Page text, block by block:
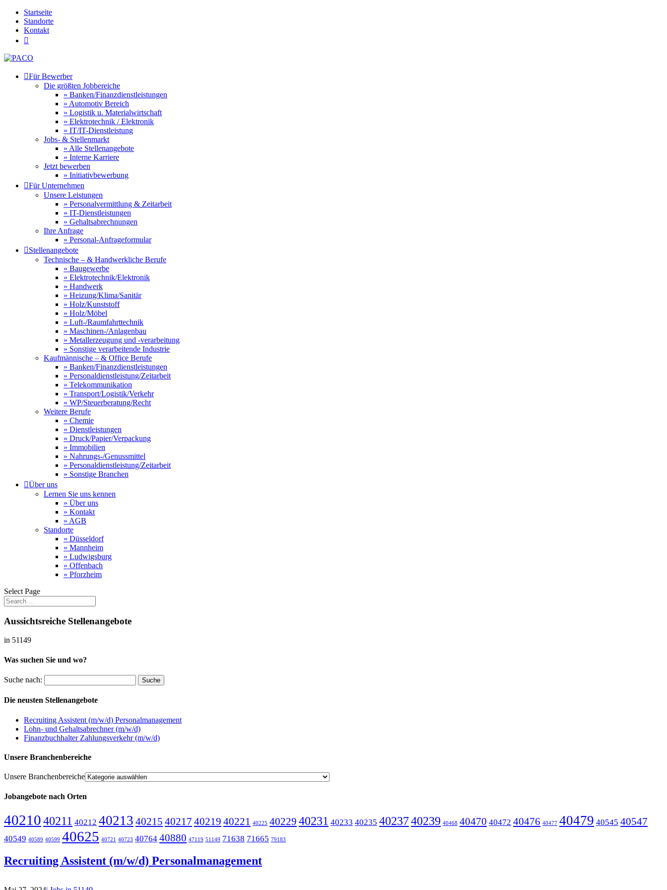
Startseite
Standorte
Kontakt

Für Bewerber
Die größten Jobbereiche
» Banken/Finanzdienstleistungen
» Automotiv Bereich
» Logistik u. Materialwirtschaft
» Elektrotechnik / Elektronik
» IT/IT-Dienstleistung
Jobs- & Stellenmarkt
» Alle Stellenangebote
» Interne Karriere
Jetzt bewerben
» Initiativbewerbung
Für Unternehmen
Unsere Leistungen
» Personalvermittlung & Zeitarbeit
» IT-Dienstleistungen
» Gehaltsabrechnungen
Ihre Anfrage
» Personal-Anfrageformular
Stellenangebote
Technische – & Handwerkliche Berufe
» Baugewerbe
» Elektrotechnik/Elektronik
» Handwerk
» Heizung/Klima/Sanitär
» Holz/Kunststoff
» Holz/Möbel
» Luft-/Raumfahrttechnik
» Maschinen-/Anlagenbau
» Metallerzeugung und -verarbeitung
» Sonstige verarbeitende Industrie
Kaufmännische – & Office Berufe
» Banken/Finanzdienstleistungen
» Personaldienstleistung/Zeitarbeit
» Telekommunikation
» Transport/Logistik/Verkehr
» WP/Steuerberatung/Recht
Weitere Berufe
» Chemie
» Dienstleistungen
» Druck/Papier/Verpackung
» Immobilien
» Nahrungs-/Genussmittel
» Personaldienstleistung/Zeitarbeit
» Sonstige Branchen
Über uns
Lernen Sie uns kennen
» Über uns
» Kontakt
» AGB
Standorte
» Düsseldorf
» Mannheim
» Ludwigsburg
» Offenbach
» Pforzheim
Select Page
Aussichtsreiche Stellenangebote
in 51149
Was suchen Sie und wo?
Suche nach:
Die neusten Stellenangebote
Recruiting Assistent (m/w/d) Personalmanagement
Lohn- und Gehaltsabrechner (m/w/d)
Finanzbuchhalter Zahlungsverkehr (m/w/d)
Unsere Branchenbereiche
Unsere Branchenbereiche
Jobangebote nach Orten
4021040211 40212 40213 40215 40217 40219 40221 40225 40229 40231 40233 40235 4023740239 40468 40470 40472 40476 40477 40479 40545 40547
40549 40589 40599 40625 40721 40723 40764 40880 47119 51149 71638 71665 79183
Recruiting Assistent (m/w/d) Personalmanagement